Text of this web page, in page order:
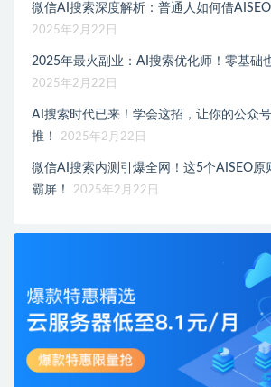
微信AI搜索深度解析：普通人如何借
2025年2月22日
2025年最火副业：AI搜索优化师！零基础
2025年2月22日
AI搜索时代已来！学会这招，让你的公众
推！
2025年2月22日
微信AI搜索内测引爆全网！这5个AISEO原
霸屏！
2025年2月22日